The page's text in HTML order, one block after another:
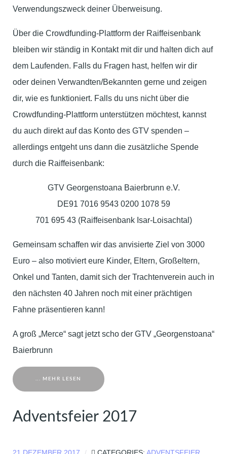
Verwendungszweck deiner Überweisung.
Über die Crowdfunding-Plattform der Raiffeisenbank
bleiben wir ständig in Kontakt mit dir und halten dich auf
dem Laufenden. Falls du Fragen hast, helfen wir dir
oder deinen Verwandten/Bekannten gerne und zeigen
dir, wie es funktioniert. Falls du uns nicht über die
Crowdfunding-Plattform unterstützen möchtest, kannst
du auch direkt auf das Konto des GTV spenden –
allerdings entgeht uns dann die zusätzliche Spende
durch die Raiffeisenbank:
GTV Georgenstoana Baierbrunn e.V.
DE91 7016 9543 0200 1078 59
701 695 43 (Raiffeisenbank Isar-Loisachtal)
Gemeinsam schaffen wir das anvisierte Ziel von 3000
Euro – also motiviert eure Kinder, Eltern, Großeltern,
Onkel und Tanten, damit sich der Trachtenverein auch in
den nächsten 40 Jahren noch mit einer prächtigen
Fahne präsentieren kann!
A groß „Merce“ sagt jetzt scho der GTV „Georgenstoana“
Baierbrunn
... MEHR LESEN
Adventsfeier 2017